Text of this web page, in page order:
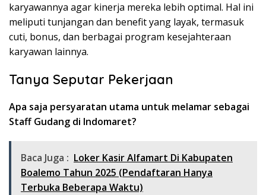
karyawannya agar kinerja mereka lebih optimal. Hal ini
meliputi tunjangan dan benefit yang layak, termasuk
cuti, bonus, dan berbagai program kesejahteraan
karyawan lainnya.
Tanya Seputar Pekerjaan
Apa saja persyaratan utama untuk melamar sebagai
Staff Gudang di Indomaret?
Baca Juga : Loker Kasir Alfamart Di Kabupaten
Boalemo Tahun 2025 (Pendaftaran Hanya
Terbuka Beberapa Waktu)